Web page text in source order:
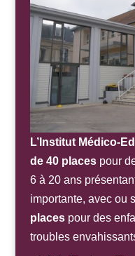
L’Institut Médico-
de 40 placespour
6 à 20 ans
importante, avec ou
placespour des
troubles